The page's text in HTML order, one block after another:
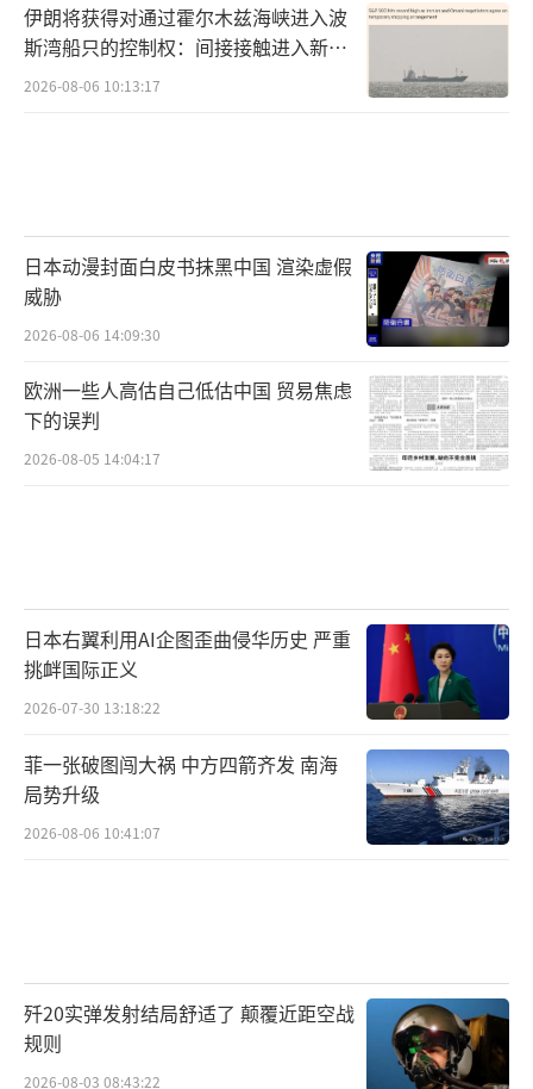
伊朗将获得对通过霍尔木兹海峡进入波
斯湾船只的控制权：间接接触进入新阶
段
2026-08-06 10:13:17
日本动漫封面白皮书抹黑中国 渲染虚假
威胁
2026-08-06 14:09:30
欧洲一些人高估自己低估中国 贸易焦虑
下的误判
2026-08-05 14:04:17
日本右翼利用AI企图歪曲侵华历史 严重
挑衅国际正义
2026-07-30 13:18:22
菲一张破图闯大祸 中方四箭齐发 南海
局势升级
2026-08-06 10:41:07
歼20实弹发射结局舒适了 颠覆近距空战
规则
2026-08-03 08:43:22